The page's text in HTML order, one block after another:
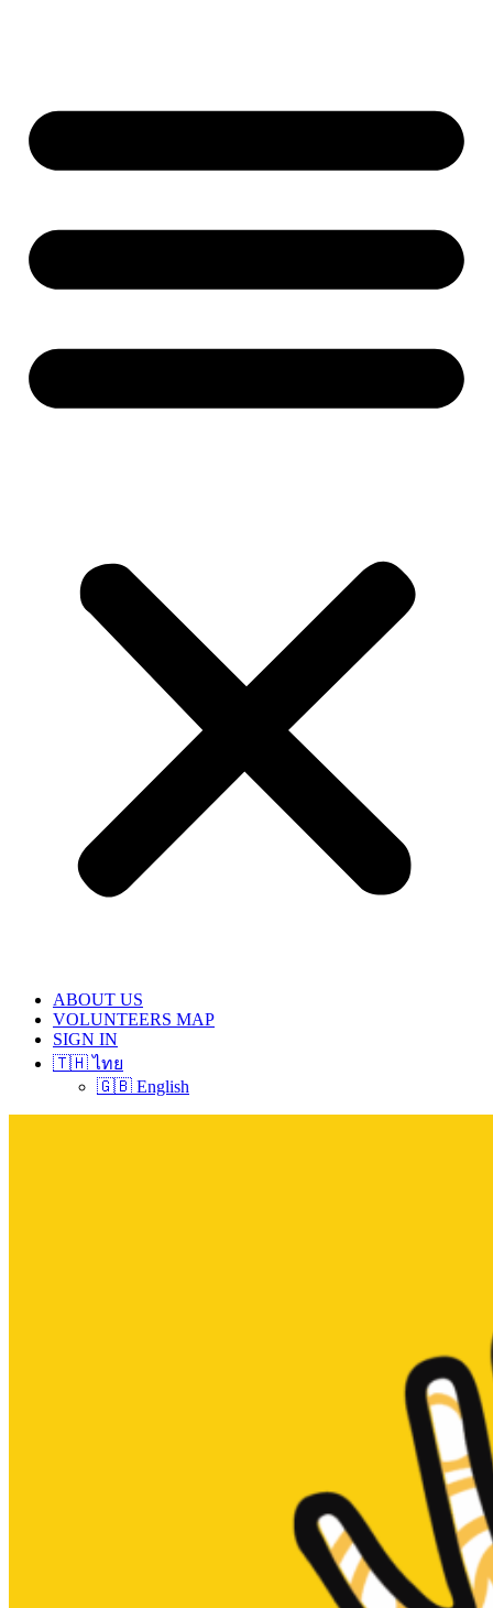
ABOUT US
VOLUNTEERS MAP
SIGN IN
🇹🇭 ไทย
🇬🇧 English